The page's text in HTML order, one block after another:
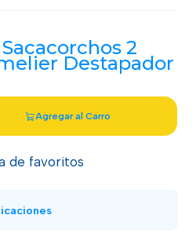
2
Destapador
Agregar al Carro
de favoritos